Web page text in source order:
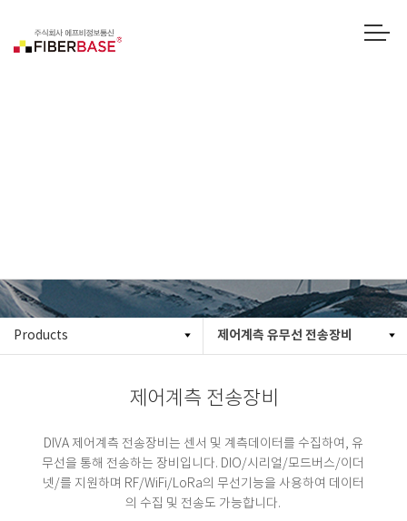
Products 제어계측 유무선 전송장비
제어계측 전송장비
DIVA 제어계측 전송장비는 센서 및 계측데이터를 수집하여, 유
무선을 통해 전송하는 장비입니다. DIO/시리얼/모드버스/이더
넷/를 지원하며 RF/WiFi/LoRa의 무선기능을 사용하여 데이터
의 수집 및 전송도 가능합니다.